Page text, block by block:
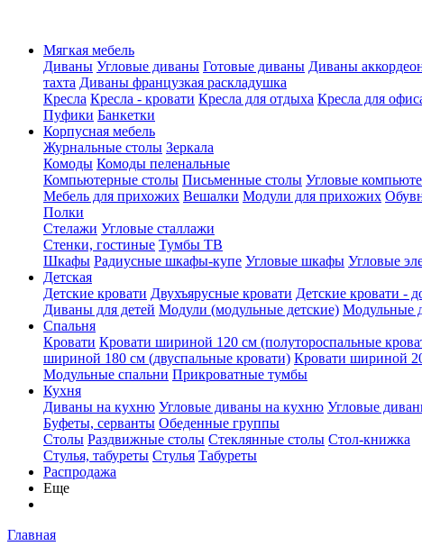
Мягкая мебель
Диваны Угловые диваны Готовые диваны Диваны
тахта Диваны французкая раскладушка
Кресла Кресла - кровати Кресла для отдыха Кресла для
Пуфики Банкетки
Корпусная мебель
Журнальные столы Зеркала
Комоды Комоды пеленальные
Компьютерные столы Письменные столы Угловые
Мебель для прихожих Вешалки Модули для прихожих
Полки
Стелажи Угловые сталлажи
Стенки, гостиные Тумбы ТВ
Шкафы Радиусные шкафы-купе Угловые шкафы Угловые
Детская
Детские кровати Двухъярусные кровати Детские кровати -
Диваны для детей Модули (модульные детские) Модульные
Спальня
Кровати Кровати шириной 120 см (полутороспальные
шириной 180 см (двуспальные кровати) Кровати шириной
Модульные спальни Прикроватные тумбы
Кухня
Диваны на кухню Угловые диваны на кухню Угловые
Буфеты, серванты Обеденные группы
Столы Раздвижные столы Стеклянные столы Стол-книжка
Стулья, табуреты Стулья Табуреты
Распродажа
Еще
Главная